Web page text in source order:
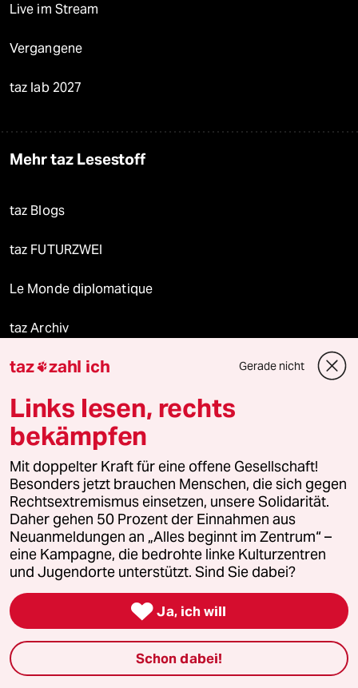
Live im Stream
Vergangene
taz lab 2027
Mehr taz Lesestoff
taz Blogs
taz FUTURZWEI
Le Monde diplomatique
taz Archiv
Mehr taz Angebote
Reisen
Kantine
Shop
Anzeigen
Fragen & Hilfe
taz zahl ich Gerade nicht
Links lesen, rechts
bekämpfen
Mit doppelter Kraft für eine offene Gesellschaft!
Besonders jetzt brauchen Menschen, die sich gegen
Rechtsextremismus einsetzen, unsere Solidarität.
Daher gehen 50 Prozent der Einnahmen aus
Neuanmeldungen an „Alles beginnt im Zentrum“ –
eine Kampagne, die bedrohte linke Kulturzentren
und Jugendorte unterstützt. Sind Sie dabei?
 Ja, ich will
Schon dabei!